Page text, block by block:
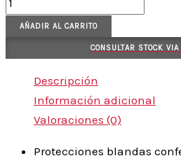
AÑADIR AL CARRITO
CONSULTAR STOCK
Descripción
Información adicional
Valoraciones (0)
Protecciones blandas